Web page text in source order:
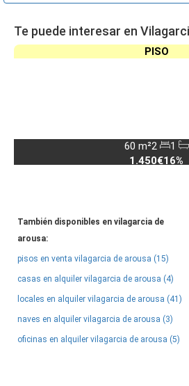
Te puede interesar en
PISO
60 m²2
1
1.450€16%
También disponibles en vilagarcia de
arousa:
pisos en venta vilagarcia de arousa (15)
casas en alquiler vilagarcia de arousa (4)
locales en alquiler vilagarcia de arousa (41)
naves en alquiler vilagarcia de arousa (3)
oficinas en alquiler vilagarcia de arousa (5)